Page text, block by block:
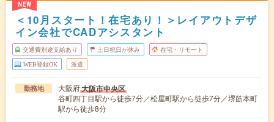
NEW
＜10月スタート！在宅あり！＞レイアウトデザ
イン会社でCADアシスタント
交通費別途支給あり 土日祝日が休み 在宅・リモート
WEB登録OK 派遣
勤務地 大阪府大阪市中央区
谷町四丁目駅から徒歩7分／松屋町駅から徒歩7分／堺筋本町
駅から徒歩8分